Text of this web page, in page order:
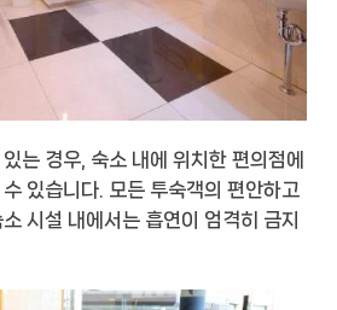
는 경우, 숙소 내에 위치한 편의점에
있습니다. 모든 투숙객의 편안하고
시설 내에서는 흡연이 엄격히 금지